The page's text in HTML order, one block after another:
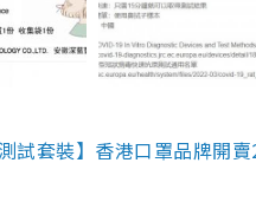
試套裝】香港口罩品牌開